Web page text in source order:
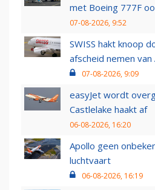
met Boeing 777F
07-08-2026, 9:52
SWISS hakt knoop
afscheid nemen
07-08-2026, 9:09
easyJet wordt
Castlelake haakt af
06-08-2026, 16:20
Apollo geen
luchtvaart
06-08-2026, 16:19